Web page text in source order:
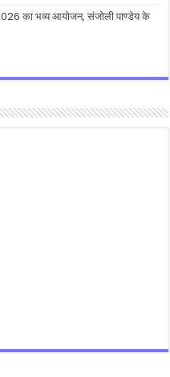
का भव्य आयोजन, संजोली पाण्डेय के